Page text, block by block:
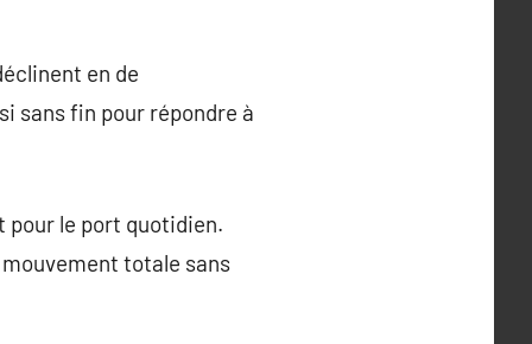
en de
sans fin pour répondre à
pour le port quotidien.
totale sans